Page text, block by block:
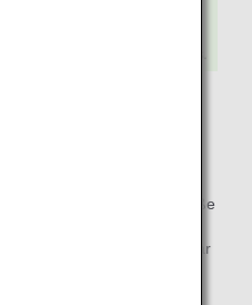
der von einer
wird.
Sie für eine zusätzliche
kombinieren, um eine große
. (Nur verfügbar
auf den Strecken
auf der mexikanischen